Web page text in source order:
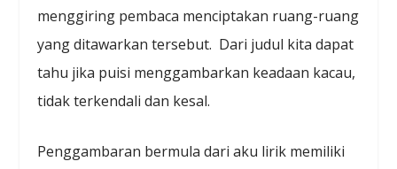
menggiring pembaca menciptakan ruang-ruang
yang ditawarkan tersebut. Dari judul kita dapat
tahu jika puisi menggambarkan keadaan kacau,
tidak terkendali dan kesal.
Penggambaran bermula dari aku lirik memiliki